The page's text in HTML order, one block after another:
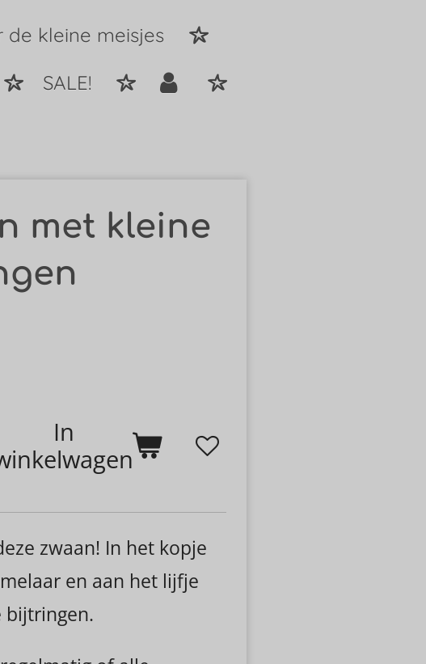
de kleine meisjes
SALE!
met kleine
In
zwaan! In het kopje
en aan het lijfje
bijtringen.